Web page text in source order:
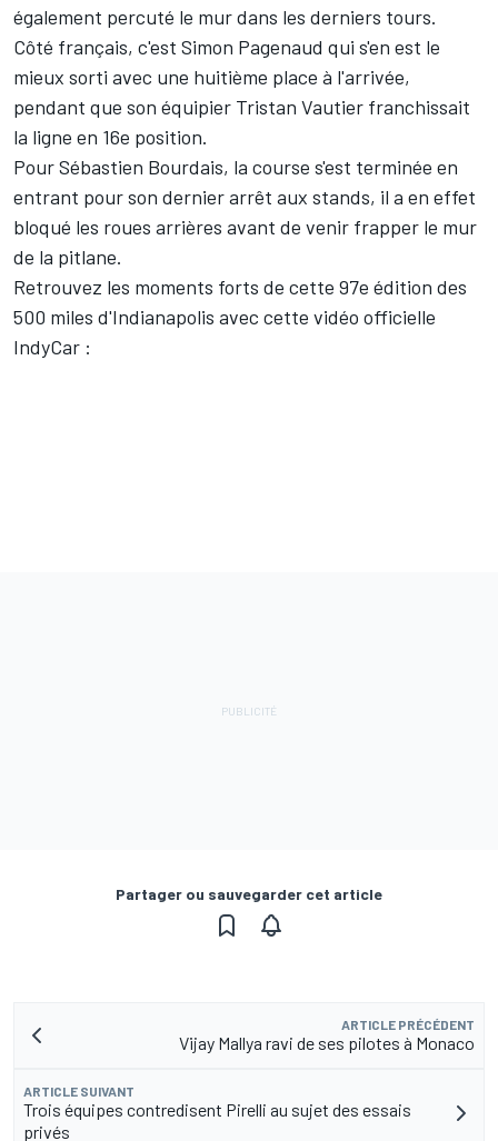
également percuté le mur dans les derniers tours.
Côté français, c'est Simon Pagenaud qui s'en est le
mieux sorti avec une huitième place à l'arrivée,
pendant que son équipier Tristan Vautier franchissait
la ligne en 16e position.
Pour Sébastien Bourdais, la course s'est terminée en
entrant pour son dernier arrêt aux stands, il a en effet
bloqué les roues arrières avant de venir frapper le mur
de la pitlane.
Retrouvez les moments forts de cette 97e édition des
500 miles d'Indianapolis avec cette vidéo officielle
IndyCar :
Partager ou sauvegarder cet article
ARTICLE PRÉCÉDENT
Vijay Mallya ravi de ses pilotes à Monaco
ARTICLE SUIVANT
Trois équipes contredisent Pirelli au sujet des essais
privés